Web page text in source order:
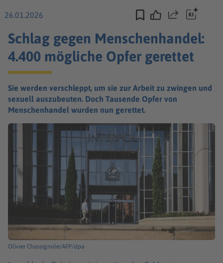
26.01.2026 Teilen
Schlag gegen Menschenhandel:
4.400 mögliche Opfer gerettet
Sie werden verschleppt, um sie zur Arbeit zu zwingen und
sexuell auszubeuten. Doch Tausende Opfer von
Menschenhandel wurden nun gerettet.
Olivier Chassignole/AFP/dpa